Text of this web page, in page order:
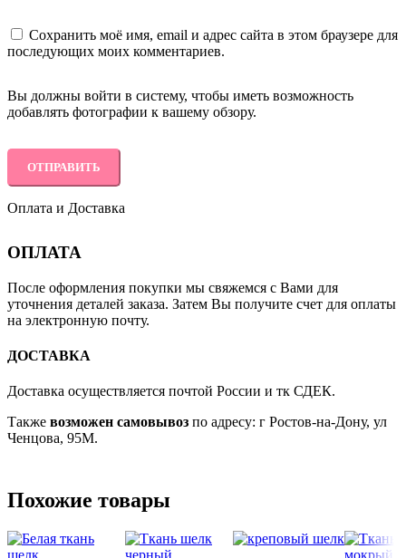
Сохранить моё имя, email и адрес сайта в этом браузере для
последующих моих комментариев.
Вы должны войти в систему, чтобы иметь возможность
добавлять фотографии к вашему обзору.
Оплата и Доставка
ОПЛАТА
После оформления покупки мы свяжемся с Вами для
уточнения деталей заказа. Затем Вы получите счет для оплаты
на электронную почту.
ДОСТАВКА
Доставка осуществляется почтой России и тк СДЕК.
Также возможен самовывоз по адресу: г Ростов-на-Дону, ул
Ченцова, 95М.
Похожие товары